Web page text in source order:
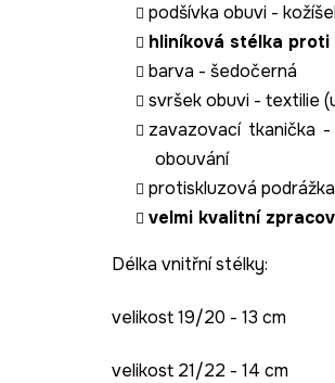
podšívka obuvi -
hliníková stélka
barva - šedočerná
svršek obuvi - textilie
zavazovací tkanička
obouvání
protiskluzová podrážka
velmi kvalitní
Délka vnitřní stélky:
velikost 19/20 - 13 cm
velikost 21/22 - 14 cm